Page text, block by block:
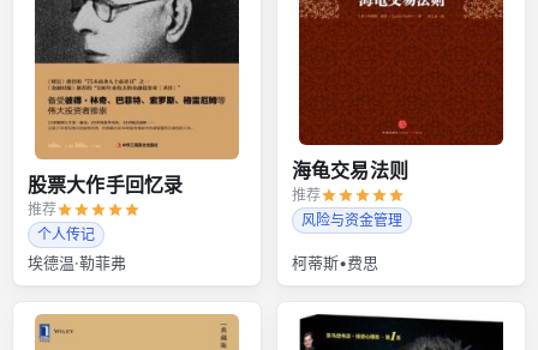
股票大作手回忆录
推荐
个人传记
埃德温·勒菲弗
海龟交易法则
推荐
风险与资金管理
柯蒂斯•费思